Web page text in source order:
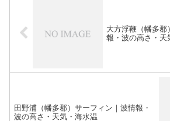
大方浮鞭（幡多
報・波の高さ・天
田野浦（幡多郡）サーフィン｜波情報・
波の高さ・天気・海水温